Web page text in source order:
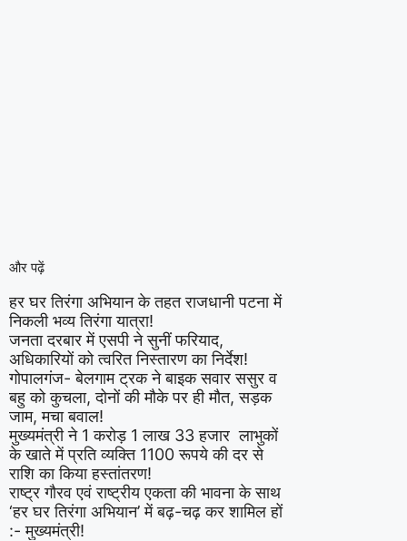
और पढ़ें
हर घर तिरंगा अभियान के तहत राजधानी पटना में
निकली भव्य तिरंगा यात्रा!
जनता दरबार में एसपी ने सुनीं फरियाद,
अधिकारियों को त्वरित निस्तारण का निर्देश!
गोपालगंज- बेलगाम ट्रक ने बाइक सवार ससुर व
बहु को कुचला, दोनों की मौके पर ही मौत, सड़क
जाम, मचा बवाल!
मुख्यमंत्री ने 1 करोड़ 1 लाख 33 हजार लाभुकों
के खाते में प्रति व्यक्ति 1100 रूपये की दर से
राशि का किया हस्तांतरण!
राष्ट्र गौरव एवं राष्ट्रीय एकता की भावना के साथ
‘हर घर तिरंगा अभियान’ में बढ़-चढ़ कर शामिल हों
:- मुख्यमंत्री!